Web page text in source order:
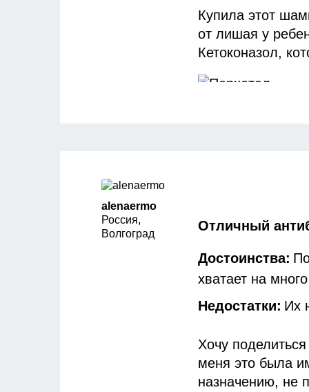
Купила этот
от лишая у
Кетоконазол,
как перхоти у
Может нужно
Состав
alenaermo
Россия,
Волгоград
Отличный
Достоинства:
хватает на
Недостатки: Их
Хочу
меня это была
назначению, не